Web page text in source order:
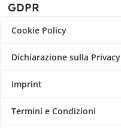
GDPR
Cookie Policy
Dichiarazione sulla Privacy
Imprint
Termini e Condizioni